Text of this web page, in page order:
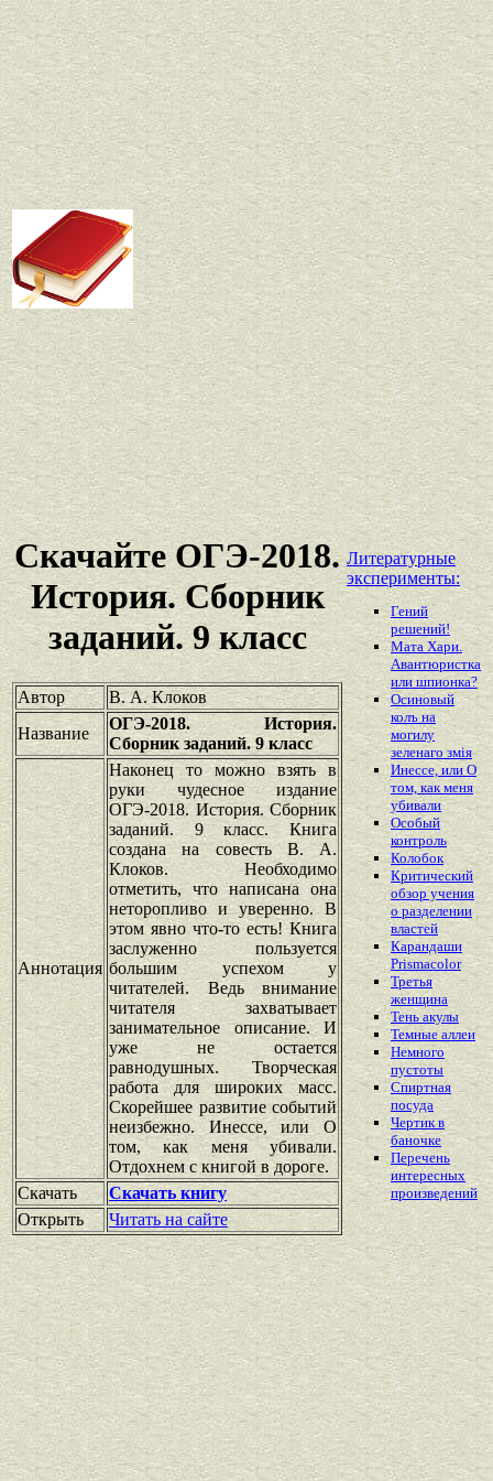
Скачайте ОГЭ-2018.
История. Сборник
заданий. 9 класс
Автор
В. А. Клоков
Название
ОГЭ-2018. История.
Сборник заданий. 9 класс
Аннотация
Наконец то можно взять в
руки чудесное издание
ОГЭ-2018. История. Сборник
заданий. 9 класс. Книга
создана на совесть В. А.
Клоков. Необходимо
отметить, что написана она
неторопливо и уверенно. В
этом явно что-то есть! Книга
заслуженно пользуется
большим успехом у
читателей. Ведь внимание
читателя захватывает
занимательное описание. И
уже не остается
равнодушных. Творческая
работа для широких масс.
Скорейшее развитие событий
неизбежно. Инессе, или О
том, как меня убивали.
Отдохнем с книгой в дороге.
Скачать
Скачать книгу
Открыть
Читать на сайте
Литературные
эксперименты:
Гений
решений!
Мата Хари.
Авантюристка
или шпионка?
Осиновый
колъ на
могилу
зеленаго змiя
Инессе, или О
том, как меня
убивали
Особый
контроль
Колобок
Критический
обзор учения
о разделении
властей
Карандаши
Prismacolor
Третья
женщина
Тень акулы
Темные аллеи
Немного
пустоты
Спиртная
посуда
Чертик в
баночке
Перечень
интересных
произведений